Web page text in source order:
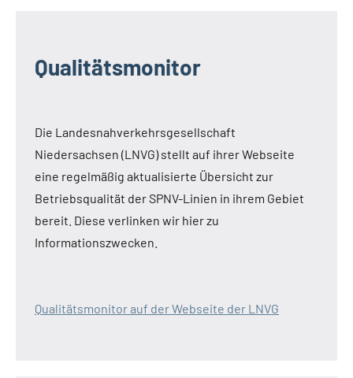
Qualitätsmonitor
Die Landesnahverkehrsgesellschaft
Niedersachsen (LNVG) stellt auf ihrer Webseite
eine regelmäßig aktualisierte Übersicht zur
Betriebsqualität der SPNV-Linien in ihrem Gebiet
bereit. Diese verlinken wir hier zu
Informationszwecken.
Qualitätsmonitor auf der Webseite der LNVG